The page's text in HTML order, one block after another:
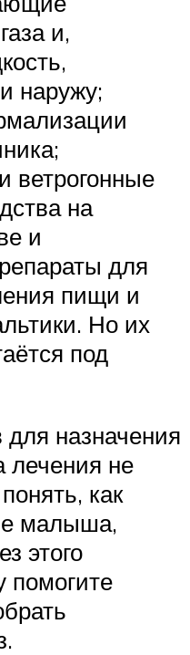
и,
наружу;
ветрогонные
на
и
для
пищи и
Но их
под
назначения
лечения не
как
малыша,
этого
помогите